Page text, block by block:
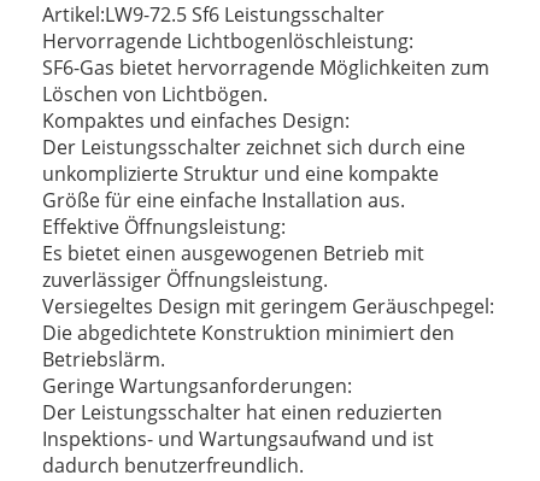
Artikel:LW9-72.5 Sf6 Leistungsschalter
Hervorragende Lichtbogenlöschleistung:
SF6-Gas bietet hervorragende Möglichkeiten zum
Löschen von Lichtbögen.
Kompaktes und einfaches Design:
Der Leistungsschalter zeichnet sich durch eine
unkomplizierte Struktur und eine kompakte
Größe für eine einfache Installation aus.
Effektive Öffnungsleistung:
Es bietet einen ausgewogenen Betrieb mit
zuverlässiger Öffnungsleistung.
Versiegeltes Design mit geringem Geräuschpegel:
Die abgedichtete Konstruktion minimiert den
Betriebslärm.
Geringe Wartungsanforderungen:
Der Leistungsschalter hat einen reduzierten
Inspektions- und Wartungsaufwand und ist
dadurch benutzerfreundlich.